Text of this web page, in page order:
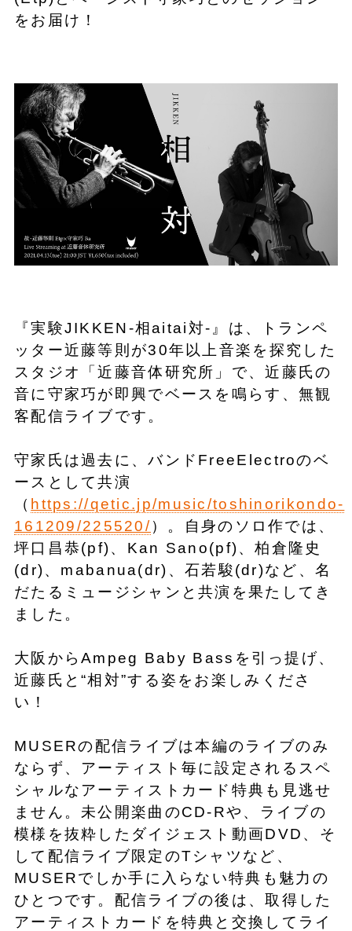
をお届け！
『実験JIKKEN-相aitai対-』は、トランペ
ッター近藤等則が30年以上音楽を探究した
スタジオ「近藤音体研究所」で、近藤氏の
音に守家巧が即興でベースを鳴らす、無観
客配信ライブです。
守家氏は過去に、バンドFreeElectroのベ
ースとして共演
（ https://qetic.jp/music/toshinorikondo-
161209/225520/）。自身のソロ作では、
坪口昌恭(pf)、Kan Sano(pf)、柏倉隆史
(dr)、mabanua(dr)、石若駿(dr)など、名
だたるミュージシャンと共演を果たしてき
ました。
大阪からAmpeg Baby Bassを引っ提げ、
近藤氏と“相対”する姿をお楽しみくださ
い！
MUSERの配信ライブは本編のライブのみ
ならず、アーティスト毎に設定されるスペ
シャルなアーティストカード特典も見逃せ
ません。未公開楽曲のCD-Rや、ライブの
模様を抜粋したダイジェスト動画DVD、そ
して配信ライブ限定のTシャツなど、
MUSERでしか手に入らない特典も魅力の
ひとつです。配信ライブの後は、取得した
アーティストカードを特典と交換してライ